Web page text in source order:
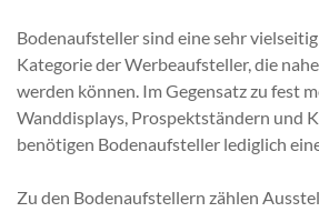
Bodenaufsteller sind eine sehr
Kategorie der Werbeaufsteller, die
werden können. Im Gegensatz zu fest
Wanddisplays, Prospektständern und
benötigen Bodenaufsteller lediglich
Zu den Bodenaufstellern zählen